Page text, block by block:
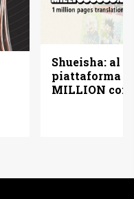
Shueisha: al
piattaforma
MILLION con